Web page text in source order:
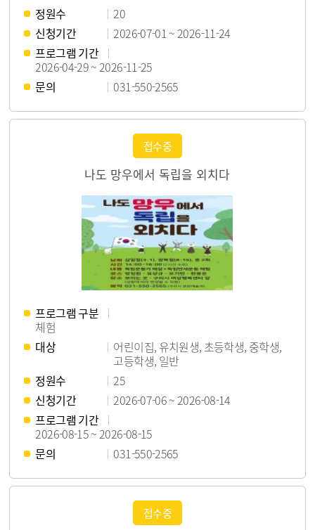
정원수
20
신청기간
2026-07-01 ~ 2026-11-24
프로그램 기간
2026-04-29 ~ 2026-11-25
문의
031-550-2565
접수중
나도 망우에서 독립을 외치다
프로그램 구분
체험
대상
어린이집, 유치원생, 초등학생, 중학생,
고등학생, 일반
정원수
25
신청기간
2026-07-06 ~ 2026-08-14
프로그램 기간
2026-08-15 ~ 2026-08-15
문의
031-550-2565
접수중